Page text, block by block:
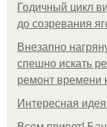
Годичный цикл
до созревания
Внезапно
спешно искать
ремонт времени
Интересная